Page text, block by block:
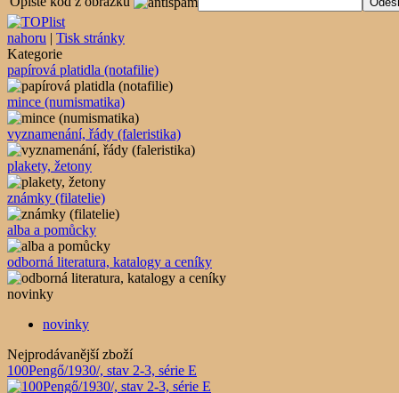
nahoru | Tisk stránky
Kategorie
papírová platidla (notafilie)
mince (numismatika)
vyznamenání, řády (faleristika)
plakety, žetony
známky (filatelie)
alba a pomůcky
odborná literatura, katalogy a ceníky
novinky
novinky
Nejprodávanější zboží
100Pengő/1930/, stav 2-3, série E